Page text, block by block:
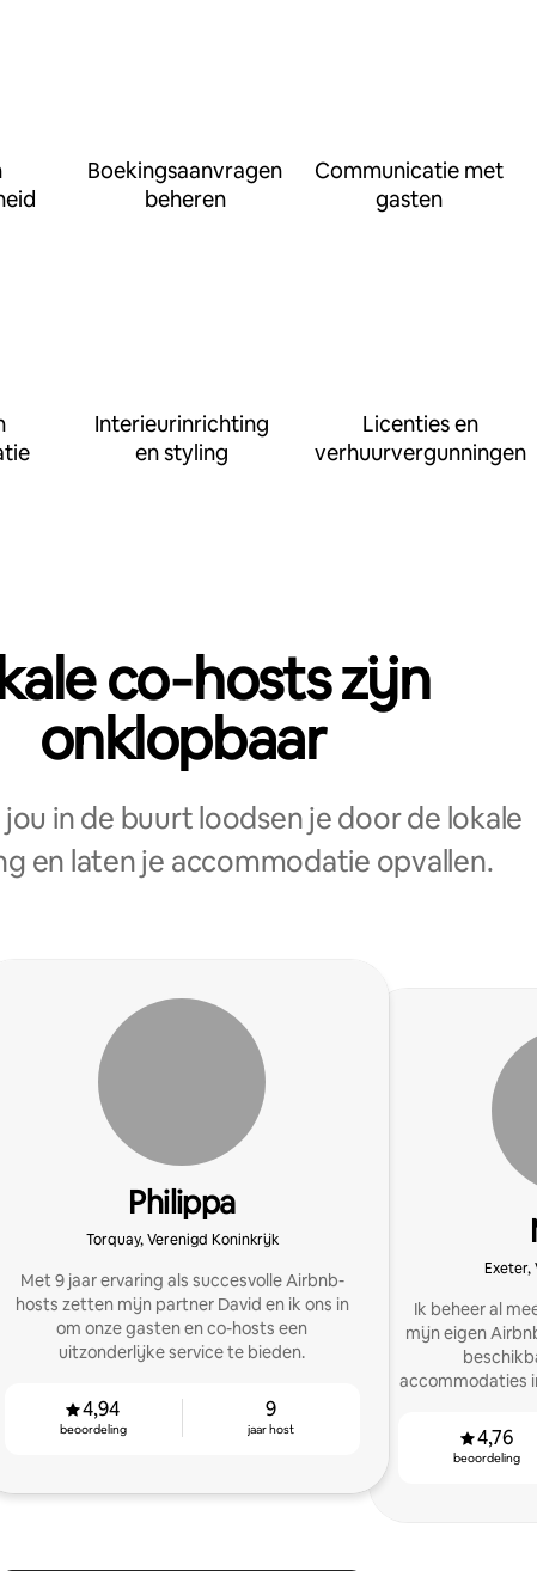
Boekingsaanvragen
beheren
Communicatie met
gasten
Interieurinrichting
en styling
Licenties en
verhuurvergunningen
co‑hosts zijn
onklopbaar
in de buurt loodsen je door de lokale
en laten je accommodatie opvallen.
Philippa
Torquay, Verenigd Koninkrijk
Met 9 jaar ervaring als succesvolle Airbnb-
hosts zetten mijn partner David en ik ons in
om onze gasten en co-hosts een
uitzonderlijke service te bieden.
4,94
beoordeling
9
jaar host
Exeter,
Ik beheer al
mijn eigen
accommodaties
4,76
beoordeling